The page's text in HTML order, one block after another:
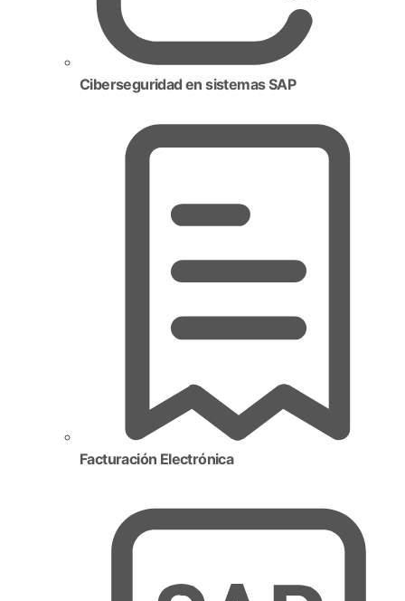
Ciberseguridad en sistemas SAP
Facturación Electrónica